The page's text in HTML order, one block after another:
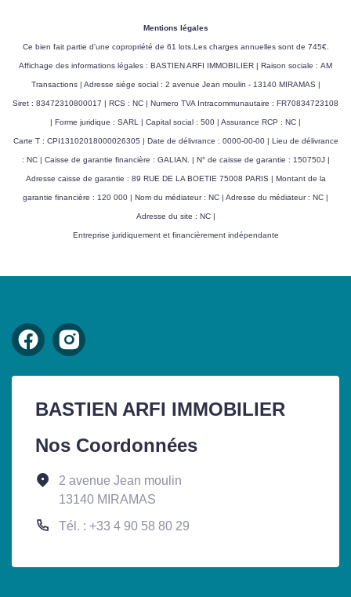
Mentions légales
Ce bien fait partie d'une copropriété de 61 lots.Les charges annuelles sont de 745€.
Affichage des informations légales : BASTIEN ARFI IMMOBILIER | Raison sociale : AM
Transactions | Adresse siège social : 2 avenue Jean moulin - 13140 MIRAMAS |
Siret : 83472310800017 | RCS : NC | Numero TVA Intracommunautaire : FR70834723108
| Forme juridique : SARL | Capital social : 500 | Assurance RCP : NC |
Carte T : CPI13102018000026305 | Date de délivrance : 0000-00-00 | Lieu de délivrance
: NC | Caisse de garantie financière : GALIAN. | N° de caisse de garantie : 150750J |
Adresse caisse de garantie : 89 RUE DE LA BOETIE 75008 PARIS | Montant de la
garantie financière : 120 000 | Nom du médiateur : NC | Adresse du médiateur : NC |
Adresse du site : NC |
Entreprise juridiquement et financièrement indépendante
BASTIEN ARFI IMMOBILIER
Nos Coordonnées
2 avenue Jean moulin
13140 MIRAMAS
Tél. : +33 4 90 58 80 29